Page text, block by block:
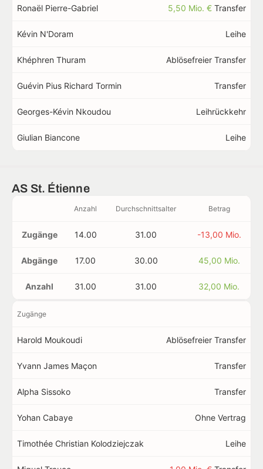
Ronaël Pierre-Gabriel 5,50 Mio. € Transfer
Kévin N'Doram Leihe
Khéphren Thuram Ablösefreier Transfer
Guévin Pius Richard Tormin Transfer
Georges-Kévin Nkoudou Leihrückkehr
Giulian Biancone Leihe
AS St. Étienne
Anzahl Durchschnittsalter Betrag
Zugänge 14.00 31.00 -13,00 Mio.
Abgänge 17.00 30.00 45,00 Mio.
Anzahl 31.00 31.00 32,00 Mio.
Zugänge
Harold Moukoudi Ablösefreier Transfer
Yvann James Maçon Transfer
Alpha Sissoko Transfer
Yohan Cabaye Ohne Vertrag
Timothée Christian Kolodziejczak Leihe